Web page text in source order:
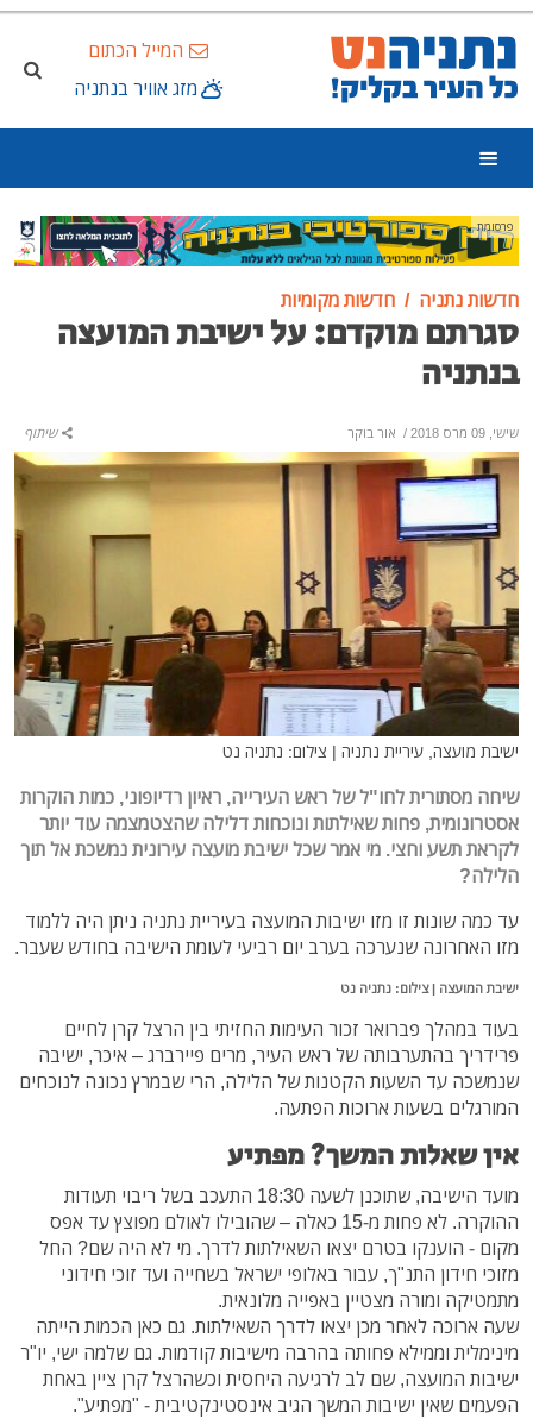
המייל הכתום
מזג אוויר בנתניה
פרסומת
חדשות נתניה חדשות מקומיות
סגרתם מוקדם: על ישיבת המועצה
בנתניה
שישי, 09 מרס 2018 / אור בוקר שיתוף
ישיבת מועצה, עיריית נתניה | צילום: נתניה נט
שיחה מסתורית לחו"ל של ראש העירייה, ראיון רדיופוני, כמות הוקרות
אסטרונומית, פחות שאילתות ונוכחות דלילה שהצטמצמה עוד יותר
לקראת תשע וחצי. מי אמר שכל ישיבת מועצה עירונית נמשכת אל תוך
הלילה?
עד כמה שונות זו מזו ישיבות המועצה בעיריית נתניה ניתן היה ללמוד
מזו האחרונה שנערכה בערב יום רביעי לעומת הישיבה בחודש שעבר.
ישיבת המועצה | צילום: נתניה נט
בעוד במהלך פברואר זכור העימות החזיתי בין הרצל קרן לחיים
פרידריך בהתערבותה של ראש העיר, מרים פיירברג – איכר, ישיבה
שנמשכה עד השעות הקטנות של הלילה, הרי שבמרץ נכונה לנוכחים
המורגלים בשעות ארוכות הפתעה.
אין שאלות המשך? מפתיע
מועד הישיבה, שתוכנן לשעה 18:30 התעכב בשל ריבוי תעודות
ההוקרה. לא פחות מ-15 כאלה – שהובילו לאולם מפוצץ עד אפס
מקום - הוענקו בטרם יצאו השאילתות לדרך. מי לא היה שם? החל
מזוכי חידון התנ"ך, עבור באלופי ישראל בשחייה ועד זוכי חידוני
מתמטיקה ומורה מצטיין באפייה מלונאית.
שעה ארוכה לאחר מכן יצאו לדרך השאילתות. גם כאן הכמות הייתה
מינימלית וממילא פחותה בהרבה מישיבות קודמות. גם שלמה ישי, יו"ר
ישיבות המועצה, שם לב לרגיעה היחסית וכשהרצל קרן ציין באחת
הפעמים שאין ישיבות המשך הגיב אינסטינקטיבית - "מפתיע".